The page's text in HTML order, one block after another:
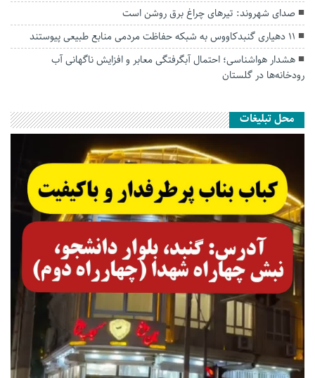
صدای شهروند: تیرهای چراغ برق روشن است
۱۱ دهیاری گنبدکاووس به شبکه حفاظت مردمی منابع طبیعی پیوستند
هشدار هواشناسی؛ احتمال آبگرفتگی معابر و افزایش ناگهانی آب
رودخانه‌ها در گلستان
محل تبلیغات